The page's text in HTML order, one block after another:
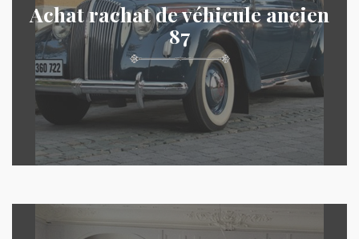
Achat rachat de véhicule ancien
87